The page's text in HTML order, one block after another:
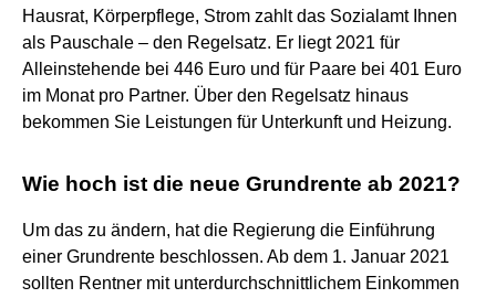
Hausrat, Körperpflege, Strom zahlt das Sozialamt Ihnen
als Pauschale – den Regelsatz. Er liegt 2021 für
Alleinstehende bei 446 Euro und für Paare bei 401 Euro
im Monat pro Partner. Über den Regelsatz hinaus
bekommen Sie Leistungen für Unterkunft und Heizung.
Wie hoch ist die neue Grundrente ab 2021?
Um das zu ändern, hat die Regierung die Einführung
einer Grundrente beschlossen. Ab dem 1. Januar 2021
sollten Rentner mit unterdurchschnittlichem Einkommen